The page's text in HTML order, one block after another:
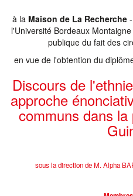
à la Maison de La Recherche
l'Université Bordeaux
publique du fait des
en vue de l'obtention du
Discours de
approche
communs dans
sous la direction de M. Alpha